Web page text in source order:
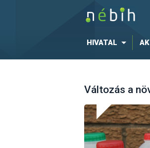
HIVATAL
Változás a